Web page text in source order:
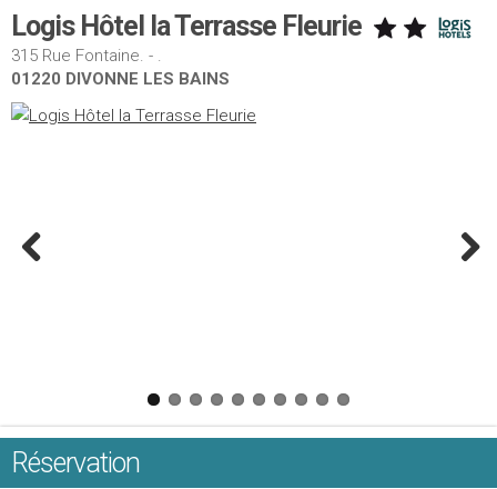
Logis Hôtel la Terrasse Fleurie
315 Rue Fontaine. - .
01220 DIVONNE LES BAINS
Réservation